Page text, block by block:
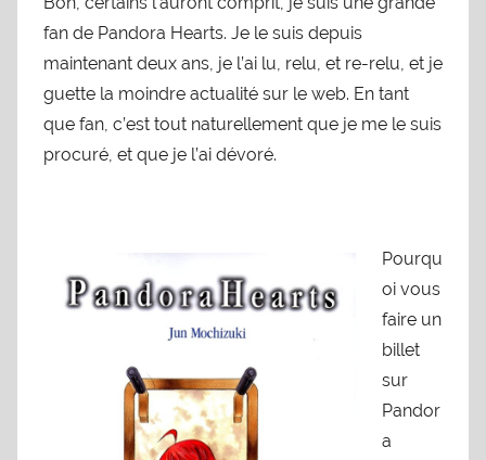
fan de Pandora Hearts. Je le suis depuis
maintenant deux ans, je l’ai lu, relu, et re-relu, et je
guette la moindre actualité sur le web. En tant
que fan, c’est tout naturellement que je me le suis
procuré, et que je l’ai dévoré.
Pourqu
oi vous
faire un
billet
sur
Pandor
a